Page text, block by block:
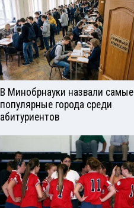
В Минобрнауки назвали самые
популярные города среди
абитуриентов